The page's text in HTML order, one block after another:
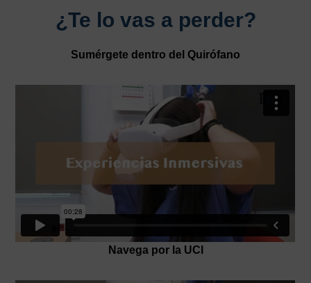
¿Te lo vas a perder?
Sumérgete dentro del Quirófano
Navega por la UCI